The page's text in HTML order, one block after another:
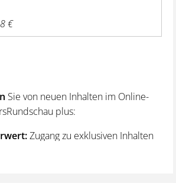
€
Sie von neuen Inhalten im Online-
plus:
Zugang zu exklusiven Inhalten
– von aktuellen Regelungen
Lenk- und Ruhezeiten,